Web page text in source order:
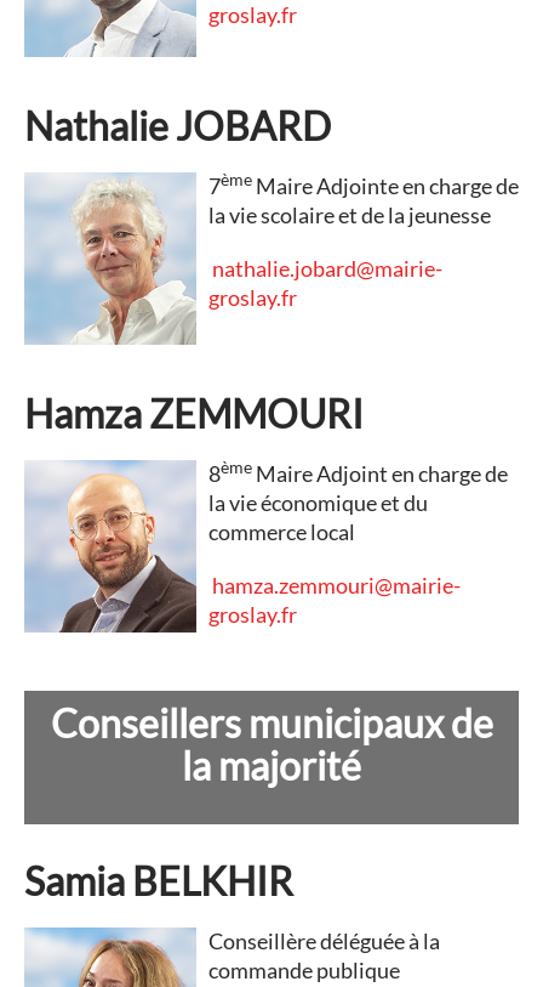
groslay.fr
Nathalie JOBARD
7ème Maire Adjointe en charge de
la vie scolaire et de la jeunesse
nathalie.jobard@mairie-
groslay.fr
Hamza ZEMMOURI
8ème Maire Adjoint en charge de
la vie économique et du
commerce local
hamza.zemmouri@mairie-
groslay.fr
Conseillers municipaux de
la majorité
Samia BELKHIR
Conseillère déléguée à la
commande publique